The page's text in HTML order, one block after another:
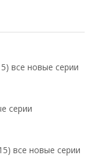
все новые серии
серии
все новые серии